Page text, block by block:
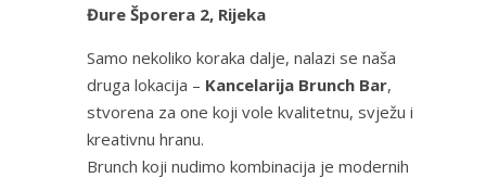
Đure Šporera 2, Rijeka
Samo nekoliko koraka dalje, nalazi se naša
druga lokacija – Kancelarija Brunch Bar,
stvorena za one koji vole kvalitetnu, svježu i
kreativnu hranu.
Brunch koji nudimo kombinacija je modernih